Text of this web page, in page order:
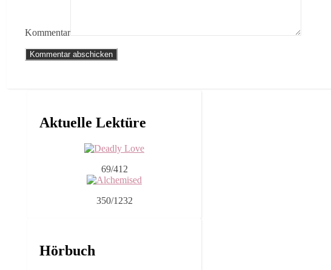
Kommentar
Aktuelle Lektüre
69/412
350/1232
Hörbuch